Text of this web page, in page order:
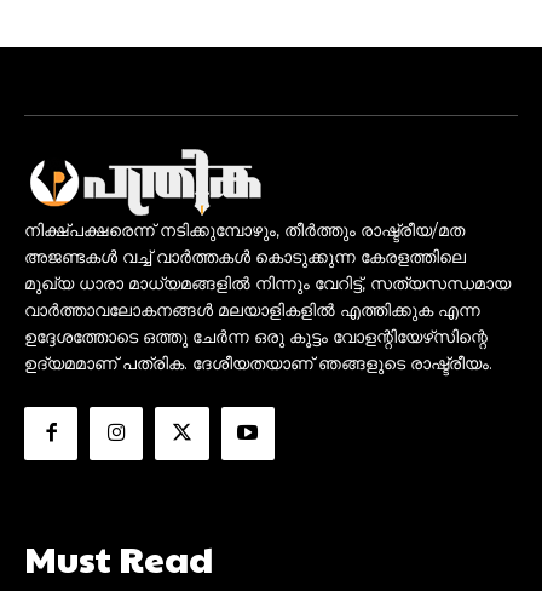
നിക്ഷ്പക്ഷരെന്ന് നടിക്കുമ്പോഴും, തീർത്തും രാഷ്ട്രീയ/മത
അജണ്ടകൾ വച്ച് വാർത്തകൾ കൊടുക്കുന്ന കേരളത്തിലെ
മുഖ്യ ധാരാ മാധ്യമങ്ങളിൽ നിന്നും വേറിട്ട്, സത്യസന്ധമായ
വാർത്താവലോകനങ്ങൾ മലയാളികളിൽ എത്തിക്കുക എന്ന
ഉദ്ദേശത്തോടെ ഒത്തു ചേർന്ന ഒരു കൂട്ടം വോളന്റിയേഴ്‌സിന്റെ
ഉദ്യമമാണ് പത്രിക. ദേശീയതയാണ് ഞങ്ങളുടെ രാഷ്ട്രീയം.
Must Read